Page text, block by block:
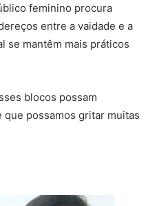
feminino procura
entre a vaidade e a
se mantêm mais práticos
blocos possam
possamos gritar muitas